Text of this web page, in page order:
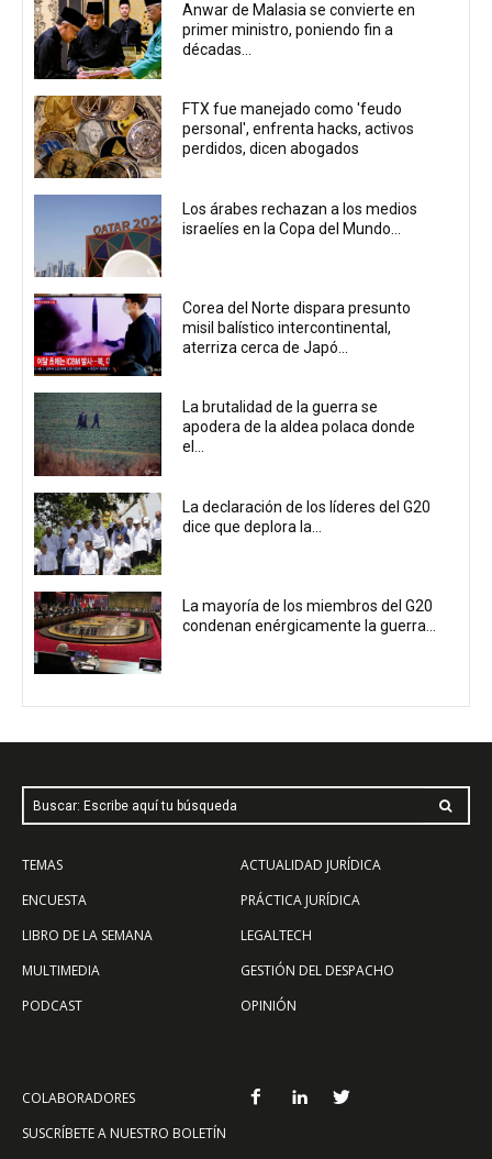
Anwar de Malasia se convierte en
primer ministro, poniendo fin a
décadas...
FTX fue manejado como 'feudo
personal', enfrenta hacks, activos
perdidos, dicen abogados
Los árabes rechazan a los medios
israelíes en la Copa del Mundo...
Corea del Norte dispara presunto
misil balístico intercontinental,
aterriza cerca de Japó...
La brutalidad de la guerra se
apodera de la aldea polaca donde
el...
La declaración de los líderes del G20
dice que deplora la...
La mayoría de los miembros del G20
condenan enérgicamente la guerra...
Buscar: Escribe aquí tu búsqueda
TEMAS
ENCUESTA
LIBRO DE LA SEMANA
MULTIMEDIA
PODCAST
ACTUALIDAD JURÍDICA
PRÁCTICA JURÍDICA
LEGALTECH
GESTIÓN DEL DESPACHO
OPINIÓN
COLABORADORES
SUSCRÍBETE A NUESTRO BOLETÍN